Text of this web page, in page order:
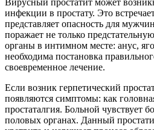
инфекции в простату. Это
представляет опасность для
поражает не только
органы в интимном месте: анус,
необходима постановка
своевременное лечение.
Если возник герпетический
появляются симптомы: как
простаталгия. Больной чувствует
половых органах. Данный